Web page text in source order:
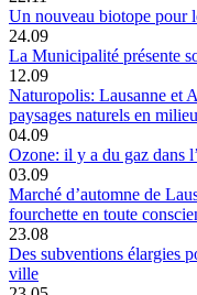
Un nouveau biotope pour
24.09
La Municipalité présente
12.09
Naturopolis: Lausanne et
paysages naturels en
04.09
Ozone: il y a du gaz dans
03.09
Marché d’automne de
fourchette en toute
23.08
Des subventions élargies
ville